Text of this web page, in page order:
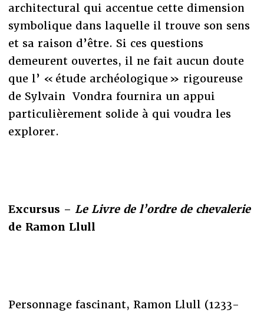
architectural qui accentue cette dimension
symbolique dans laquelle il trouve son sens
et sa raison d’être. Si ces questions
demeurent ouvertes, il ne fait aucun doute
que l’ « étude archéologique » rigoureuse
de Sylvain Vondra fournira un appui
particulièrement solide à qui voudra les
explorer.
Excursus – Le Livre de l’ordre de chevalerie
de Ramon Llull
Personnage fascinant, Ramon Llull (1233-